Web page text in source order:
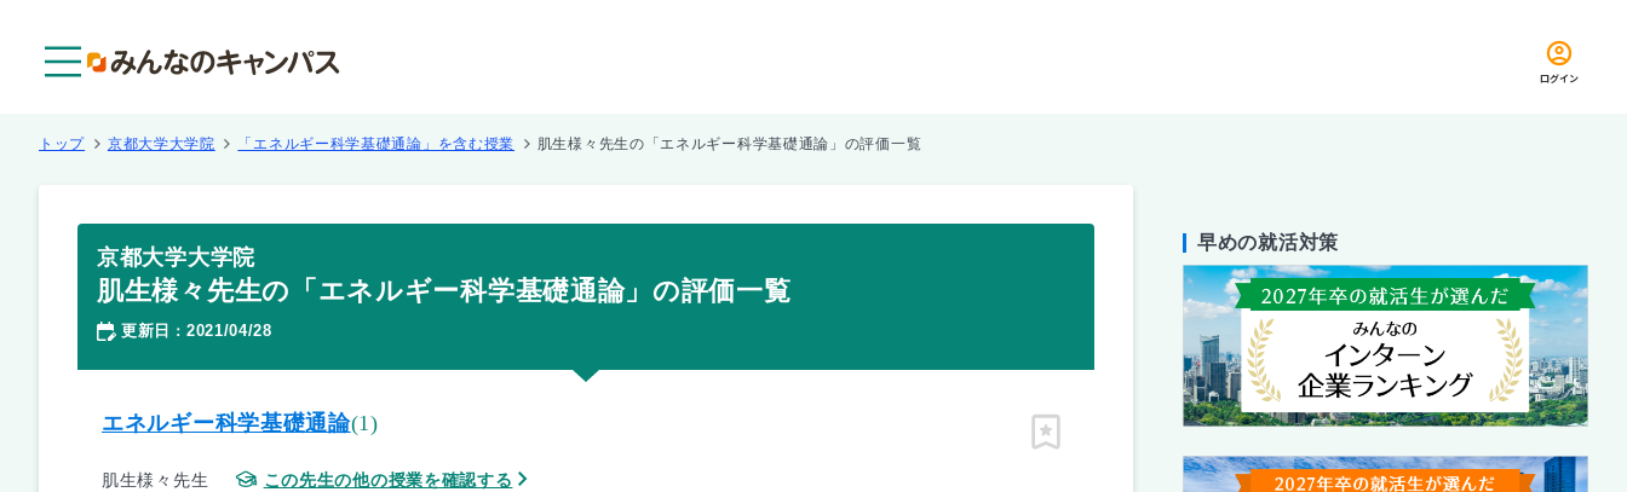
ログイン
トップ 京都大学大学院 「エネルギー科学基礎通論」を含む授業 肌生様々先生の「エネルギー科学基礎通論」の評価一覧
京都大学大学院
肌生様々先生の「エネルギー科学基礎通論」の評価一覧
更新日 ： 2021/04/28
エネルギー科学基礎通論(1)
肌生様々先生 この先生の他の授業を確認する
ピン留め
早めの就活対策